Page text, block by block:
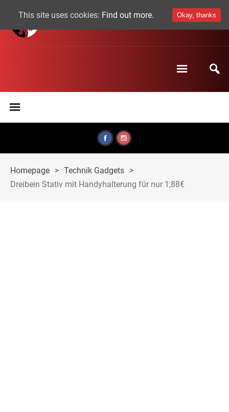
Homepage > Technik Gadgets >
Dreibein Stativ mit Handyhalterung für nur 1,88€
This site uses cookies: Find out more. Okay, thanks